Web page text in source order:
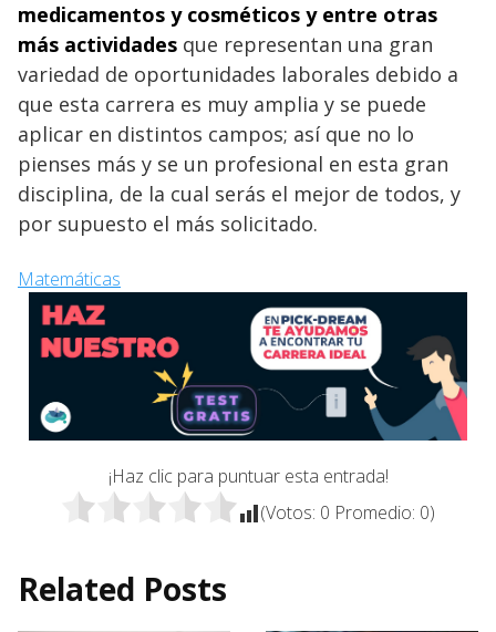
medicamentos y cosméticos y entre otras
más actividades que representan una gran
variedad de oportunidades laborales debido a
que esta carrera es muy amplia y se puede
aplicar en distintos campos; así que no lo
pienses más y se un profesional en esta gran
disciplina, de la cual serás el mejor de todos, y
por supuesto el más solicitado.
Matemáticas
¡Haz clic para puntuar esta entrada!
(Votos: 0 Promedio: 0)
Related Posts